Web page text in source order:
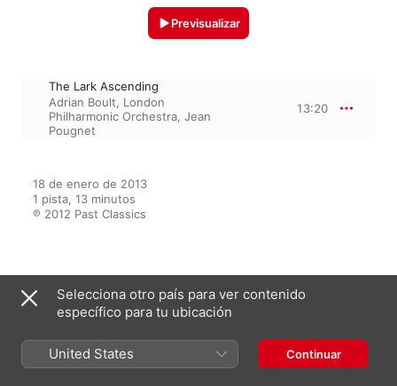
Previsualizar
The Lark Ascending
Adrian Boult, London
Philharmonic Orchestra, Jean
Pougnet
13:20
18 de enero de 2013
1 pista, 13 minutos
℗ 2012 Past Classics
Classical Music Playlist
Varios Artistas
Selecciona otro país para ver contenido
específico para tu ubicación
United States Continuar